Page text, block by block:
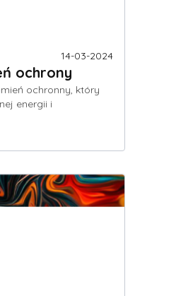
14-03-2024
ochrony
ochronny, który
energii i